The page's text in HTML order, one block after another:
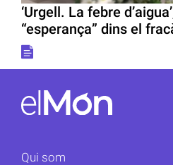
‘Urgell. La febre
“esperança” dins el
Qui som